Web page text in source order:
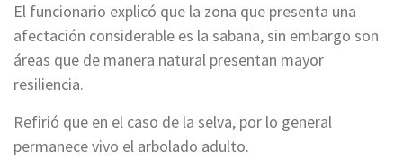
El funcionario explicó que la zona que presenta una
afectación considerable es la sabana, sin embargo son
áreas que de manera natural presentan mayor
resiliencia.
Refirió que en el caso de la selva, por lo general
permanece vivo el arbolado adulto.